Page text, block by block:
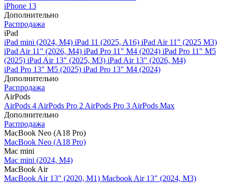
iPhone 13
Дополнительно
Распродажа
iPad
iPad mini (2024, M4) iPad 11 (2025, A16) iPad Air 11" (2025 M3)
iPad Air 11" (2026, M4) iPad Pro 11" M4 (2024) iPad Pro 11" M5
(2025) iPad Air 13" (2025, M3) iPad Air 13" (2026, M4)
iPad Pro 13" M5 (2025) iPad Pro 13" M4 (2024)
Дополнительно
Распродажа
AirPods
AirPods 4 AirPods Pro 2 AirPods Pro 3 AirPods Max
Дополнительно
Распродажа
MacBook Neo (A18 Pro)
MacBook Neo (A18 Pro)
Mac mini
Mac mini (2024, M4)
MacBook Air
MacBook Air 13" (2020, M1) Macbook Air 13" (2024, M3)